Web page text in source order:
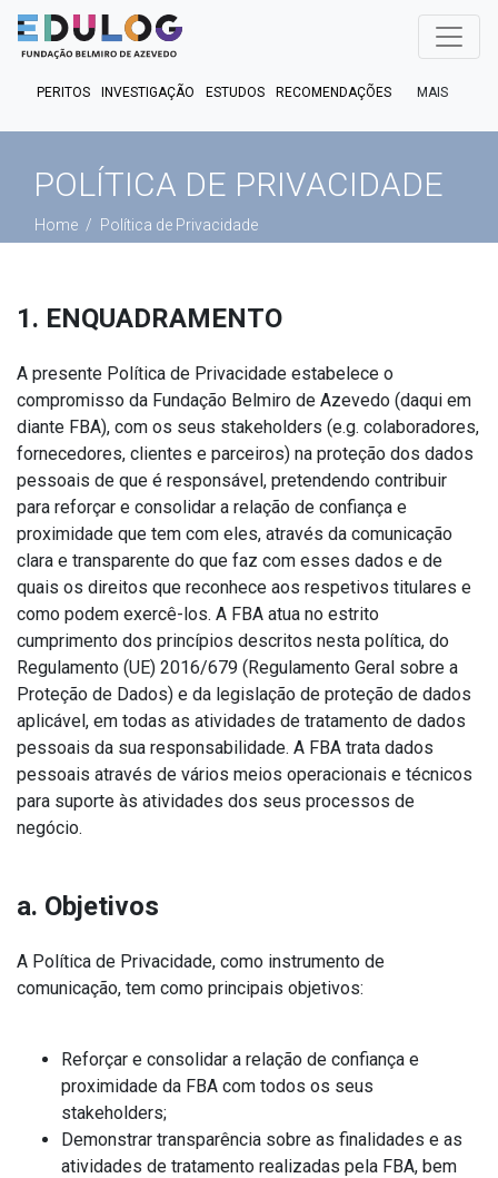
PERITOS INVESTIGAÇÃO ESTUDOS RECOMENDAÇÕES
PUBLICAÇÕES EM FOCO EM DEBATE FACT CHECK
PODCASTS
MAIS
POLÍTICA DE PRIVACIDADE
Home Política de Privacidade
1. ENQUADRAMENTO
A presente Política de Privacidade estabelece o
compromisso da Fundação Belmiro de Azevedo (daqui em
diante FBA), com os seus stakeholders (e.g. colaboradores,
fornecedores, clientes e parceiros) na proteção dos dados
pessoais de que é responsável, pretendendo contribuir
para reforçar e consolidar a relação de confiança e
proximidade que tem com eles, através da comunicação
clara e transparente do que faz com esses dados e de
quais os direitos que reconhece aos respetivos titulares e
como podem exercê-los. A FBA atua no estrito
cumprimento dos princípios descritos nesta política, do
Regulamento (UE) 2016/679 (Regulamento Geral sobre a
Proteção de Dados) e da legislação de proteção de dados
aplicável, em todas as atividades de tratamento de dados
pessoais da sua responsabilidade. A FBA trata dados
pessoais através de vários meios operacionais e técnicos
para suporte às atividades dos seus processos de
negócio.
a. Objetivos
A Política de Privacidade, como instrumento de
comunicação, tem como principais objetivos:
Reforçar e consolidar a relação de confiança e
proximidade da FBA com todos os seus
stakeholders;
Demonstrar transparência sobre as finalidades e as
atividades de tratamento realizadas pela FBA, bem